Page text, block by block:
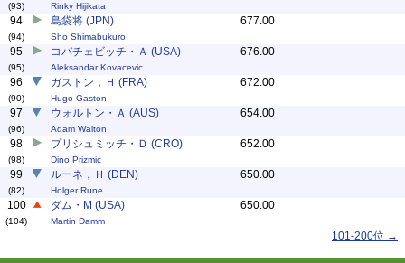
(93) Rinky Hijikata
94
(94)
島袋将 (JPN)
Sho Shimabukuro
677.00
95
(95)
コバチェビッチ・Ａ (USA)
Aleksandar Kovacevic
676.00
96
(90)
ガストン，Ｈ (FRA)
Hugo Gaston
672.00
97
(96)
ウォルトン・Ａ (AUS)
Adam Walton
654.00
98
(98)
プリシュミッチ・Ｄ (CRO)
Dino Prizmic
652.00
99
(82)
ルーネ，Ｈ (DEN)
Holger Rune
650.00
100
(104)
ダム・M (USA)
Martin Damm
650.00
101-200位 →